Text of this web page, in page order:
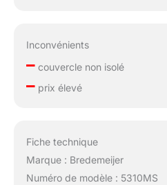
Inconvénients
–couvercle non isolé
–prix élevé
Fiche technique
Marque : Bredemeijer
Numéro de modèle : 5310MS